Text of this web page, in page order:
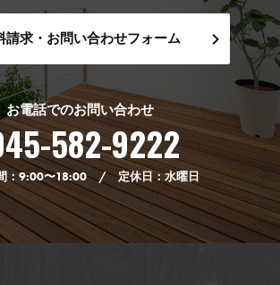
請求・お問い合わせフォーム
お電話でのお問い合わせ
582-9222
：9:00〜18:00 / 定休日：水曜日